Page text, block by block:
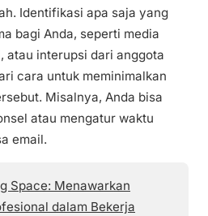
Identifikasi apa saja yang
bagi Anda, seperti media
atau interupsi dari anggota
cara untuk meminimalkan
Misalnya, Anda bisa
atau mengatur waktu
email.
Space: Menawarkan
dalam Bekerja